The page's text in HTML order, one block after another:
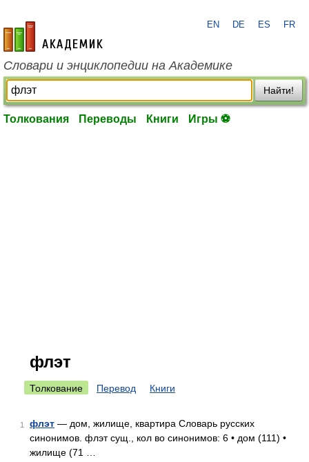
academic.ru
EN DE ES FR
Словари и энциклопедии на Академике
Найти!
Толкования Переводы Книги Игры ⚽
флэт
Толкование Перевод Книги
1 флэт — дом, жилище, квартира Словарь русских
синонимов. флэт сущ., кол во синонимов: 6 • дом (111) •
жилище (71 …